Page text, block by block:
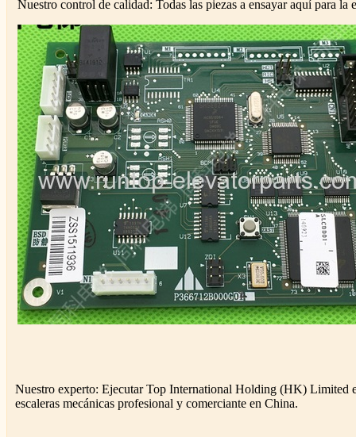
Nuestro control de calidad: Todas las piezas a ensayar aquí para la
Nuestro experto: Ejecutar Top International Holding (HK) Limited
escaleras mecánicas profesional y comerciante en China.